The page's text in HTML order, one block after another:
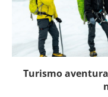
Turismo